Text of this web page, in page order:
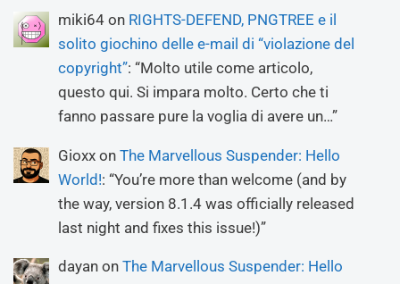
miki64 on RIGHTS-DEFEND, PNGTREE e il
solito giochino delle e-mail di “violazione del
copyright”: “Molto utile come articolo,
questo qui. Si impara molto. Certo che ti
fanno passare pure la voglia di avere un…”
Gioxx on The Marvellous Suspender: Hello
World!: “You’re more than welcome (and by
the way, version 8.1.4 was officially released
last night and fixes this issue!)”
dayan on The Marvellous Suspender: Hello